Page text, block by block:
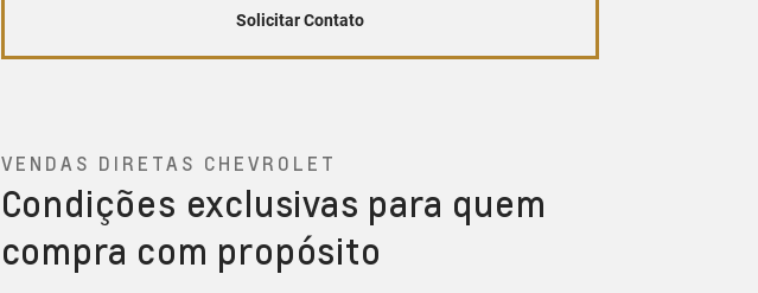
Solicitar Contato
VENDAS DIRETAS CHEVROLET
Condições exclusivas para quem
compra com propósito